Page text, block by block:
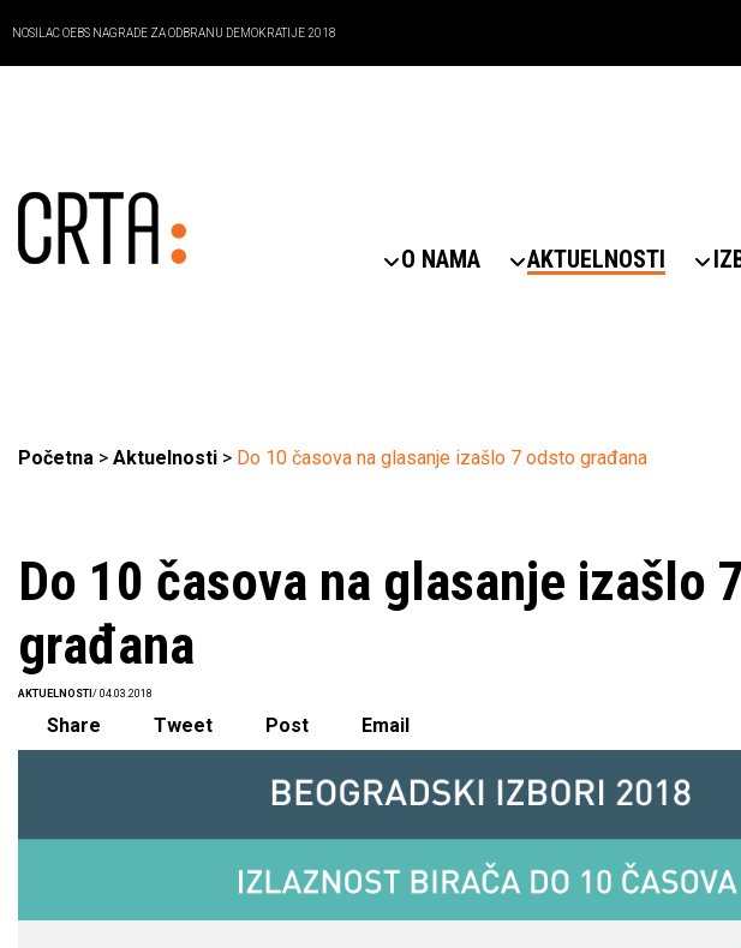
NOSILAC OEBS NAGRADE ZA ODBRANU DEMOKRATIJE 2018
O NAMA AKTUELNOSTI
Početna > Aktuelnosti > Do 10 časova na glasanje izašlo 7 odsto građana
Do 10 časova na glasanje izašlo
građana
AKTUELNOSTI / 04.03.2018
Share Tweet Post Email